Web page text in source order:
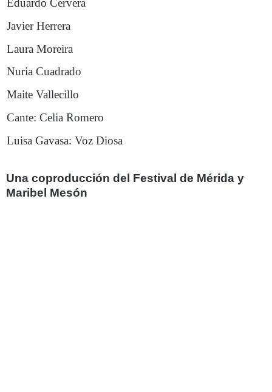
Eduardo Cervera
Javier Herrera
Laura Moreira
Nuria Cuadrado
Maite Vallecillo
Cante: Celia Romero
Luisa Gavasa: Voz Diosa
Una coproducción del Festival de Mérida y
Maribel Mesón